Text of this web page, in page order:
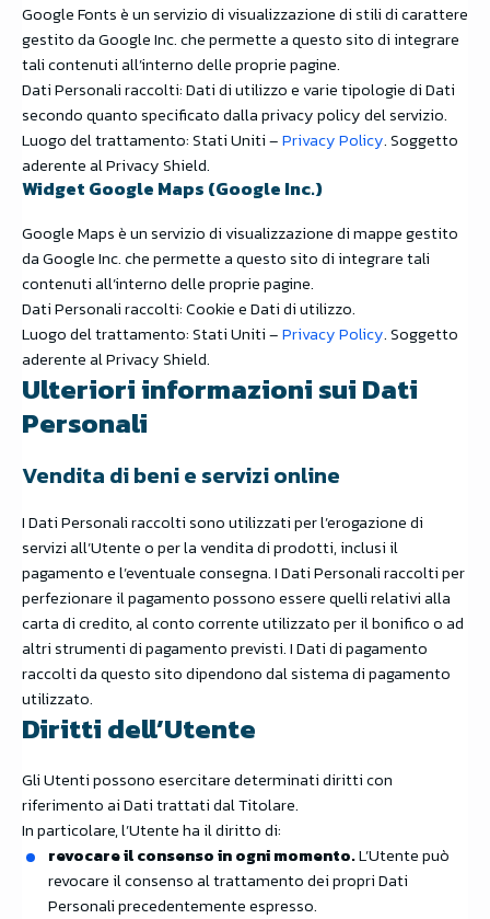
Google Fonts è un servizio di visualizzazione di stili di carattere
gestito da Google Inc. che permette a questo sito di integrare
tali contenuti all’interno delle proprie pagine.
Dati Personali raccolti: Dati di utilizzo e varie tipologie di Dati
secondo quanto specificato dalla privacy policy del servizio.
Luogo del trattamento: Stati Uniti –Privacy Policy. Soggetto
aderente al Privacy Shield.
Widget Google Maps (Google Inc.)
Google Maps è un servizio di visualizzazione di mappe gestito
da Google Inc. che permette a questo sito di integrare tali
contenuti all’interno delle proprie pagine.
Dati Personali raccolti: Cookie e Dati di utilizzo.
Luogo del trattamento: Stati Uniti –Privacy Policy. Soggetto
aderente al Privacy Shield.
Ulteriori informazioni sui Dati
Personali
Vendita di beni e servizi online
I Dati Personali raccolti sono utilizzati per l’erogazione di
servizi all’Utente o per la vendita di prodotti, inclusi il
pagamento e l’eventuale consegna. I Dati Personali raccolti per
perfezionare il pagamento possono essere quelli relativi alla
carta di credito, al conto corrente utilizzato per il bonifico o ad
altri strumenti di pagamento previsti. I Dati di pagamento
raccolti da questo sito dipendono dal sistema di pagamento
utilizzato.
Diritti dell’Utente
Gli Utenti possono esercitare determinati diritti con
riferimento ai Dati trattati dal Titolare.
In particolare, l’Utente ha il diritto di:
revocare il consenso in ogni momento.L’Utente può
revocare il consenso al trattamento dei propri Dati
Personali precedentemente espresso.